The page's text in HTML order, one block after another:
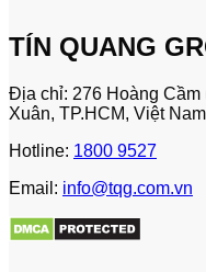
TÍN QUANG
Địa chỉ: 276 Hoàng
Xuân, TP.HCM, Việt Nam
Hotline: 1800 9527
Email: info@tqg.com.vn